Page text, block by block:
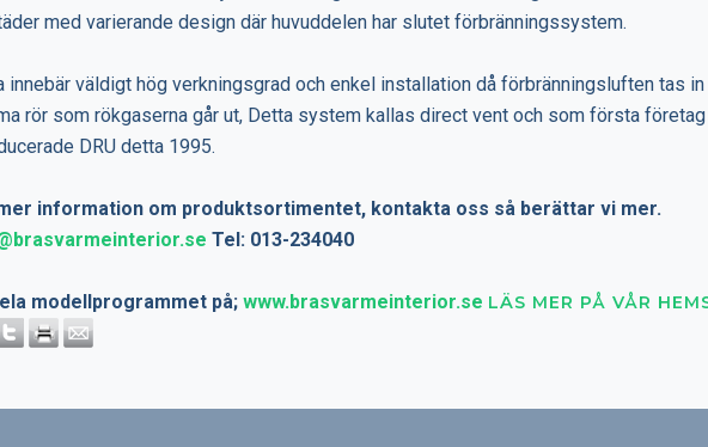
med varierande design där huvuddelen har slutet förbränningssystem.
innebär väldigt hög verkningsgrad och enkel installation då förbränningsluften tas
rör som rökgaserna går ut, Detta system kallas direct vent och som första
DRU detta 1995.
information om produktsortimentet, kontakta oss så berättar vi mer.
Tel: 013-234040
modellprogrammet på; www.brasvarmeinterior.se LÄS MER PÅ VÅR